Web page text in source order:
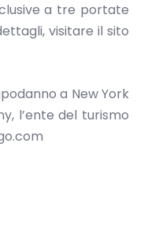
a tre portate
visitare il sito
a New York
l’ente del turismo